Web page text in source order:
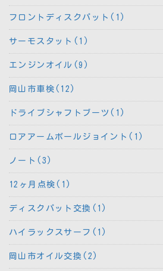
フロントディスクパット(1)
サーモスタット(1)
エンジンオイル(9)
岡山市車検(12)
ドライブシャフトブーツ(1)
ロアアームボールジョイント(1)
ノート(3)
12ヶ月点検(1)
ディスクパット交換(1)
ハイラックスサーフ(1)
岡山市オイル交換(2)